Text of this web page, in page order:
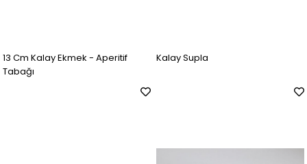
13 Cm Kalay Ekmek - Aperitif
Tabağı
Kalay Supla